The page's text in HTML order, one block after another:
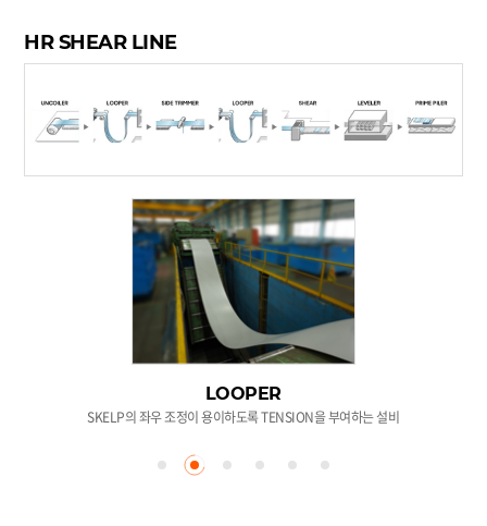
HR SHEAR LINE
LOOPER
SKELP의 좌우 조정이 용이하도록 TENSION을 부여하는 설비